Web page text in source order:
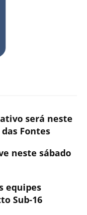
será neste
Fontes
neste sábado
equipes
Sub-16